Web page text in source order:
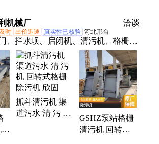
耐用
机厂家除污效率
高
机械厂 洽谈
时 出价迅速 真实性已核验 河北邢台
、拦水坝、启闭机、清污机、格栅除
液压钢坝、景观钢坝、闸门、钢坝闸
、螺杆启闭机、圆闸门、铸铁拍门、
制拍门、液压合页坝、水库闸门、翻
门、渠道闸门、手动启闭机、手电两
抓斗清污机 渠
道污水 清 污 机
GSHZ泵站格栅
清污机 回转式